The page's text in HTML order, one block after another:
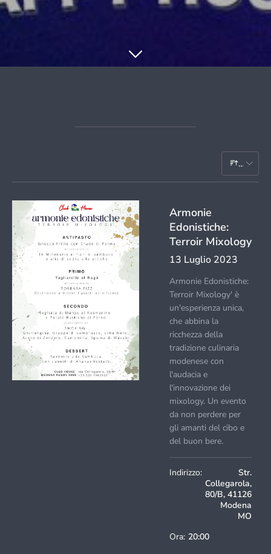
Data
Armonie
Edonistiche:
Terroir Mixology
13 Luglio 2023
Armonie Edonistiche:
Terroir Mixology' è
un'esperienza unica,
che abbina la
ricchezza della
tradizione culinaria
modenese con
l'audacia e
l'innovazione dei
mixology. Un evento
da non perdere per
gli amanti del cibo e
del buon bere.
Indirizzo:
Str.
Collegarola,
80/B, 41126
Modena
MO
Ora: 20:00